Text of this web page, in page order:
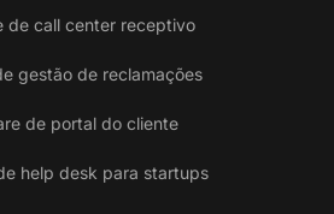
de call center receptivo
gestão de reclamações
de portal do cliente
help desk para startups